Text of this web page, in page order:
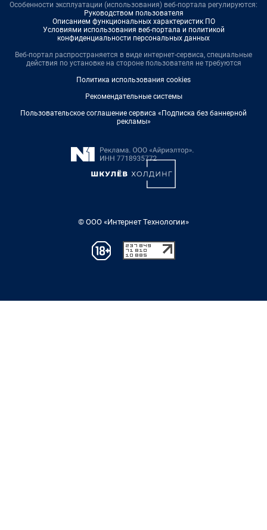
Особенности эксплуатации (использования) веб-портала регулируются:
Руководством пользователя
Описанием функциональных характеристик ПО
Условиями использования веб-портала и политикой
конфиденциальности персональных данных
Веб-портал распространяется в виде интернет-сервиса, специальные
действия по установке на стороне пользователя не требуются
Политика использования cookies
Рекомендательные системы
Пользовательское соглашение сервиса «Подписка без баннерной
рекламы»
© ООО «Интернет Технологии»